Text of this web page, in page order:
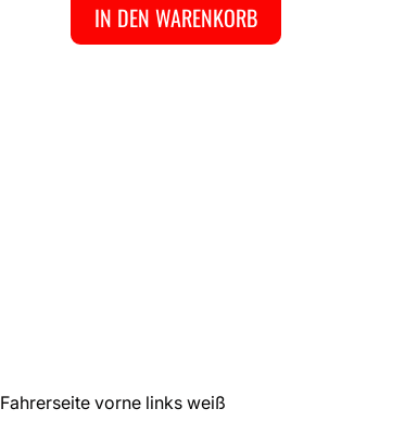
IN DEN WARENKORB
vorne links weiß